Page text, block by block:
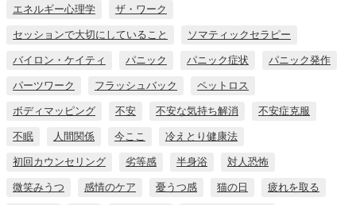
エネルギー心理学 ザ・ワーク
セッションで大切にしていること ソマティックセラピー
バイロン・ケイティ パニック パニック症状 パニック発作
パーツワーク フラッシュバック ペットロス
ボディマッピング 不安 不安な気持ち解消 不安症克服
不眠 人間関係 今ここ 冷えとり健康法
初回カウンセリング 劣等感 半身浴 対人恐怖
微笑みうつ 感情のケア 憂うつ感 猫の日 疲れを取る